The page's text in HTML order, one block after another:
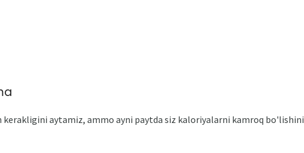
kerakligini aytamiz, ammo ayni paytda siz kaloriyalarni kamroq bo'lishini